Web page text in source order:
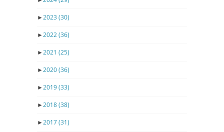
►2023 (30)
►2022(36)
►2021 (25)
►2020(36)
►2019(33)
►2018(38)
►2017(31)